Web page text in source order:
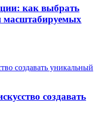
как выбрать
масштабируемых
создавать